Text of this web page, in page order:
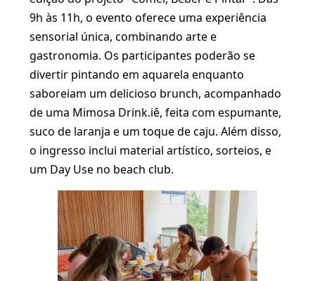
9h às 11h, o evento oferece uma experiência
sensorial única, combinando arte e
gastronomia. Os participantes poderão se
divertir pintando em aquarela enquanto
saboreiam um delicioso brunch, acompanhado
de uma Mimosa Drink.iê, feita com espumante,
suco de laranja e um toque de caju. Além disso,
o ingresso inclui material artístico, sorteios, e
um Day Use no beach club.